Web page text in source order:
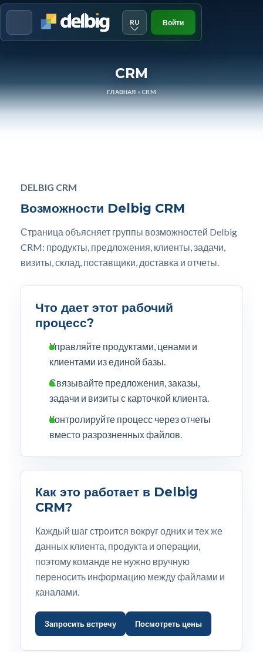
RU Войти
CRM
ГЛАВНАЯ »CRM
DELBIG CRM
Возможности Delbig CRM
Страница объясняет группы возможностей Delbig
CRM: продукты, предложения, клиенты, задачи,
визиты, склад, поставщики, доставка и отчеты.
Что дает этот рабочий
процесс?
Управляйте продуктами, ценами и
клиентами из единой базы.
Связывайте предложения, заказы,
задачи и визиты с карточкой клиента.
Контролируйте процесс через отчеты
вместо разрозненных файлов.
Как это работает в Delbig
CRM?
Каждый шаг строится вокруг одних и тех же
данных клиента, продукта и операции,
поэтому команде не нужно вручную
переносить информацию между файлами и
каналами.
Запросить встречу Посмотреть цены